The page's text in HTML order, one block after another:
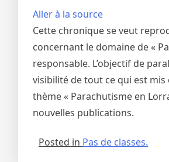
Aller à la source
Cette chronique se veut
concernant le domaine de «
responsable. L’objectif de
visibilité de tout ce qui est
thème « Parachutisme en
nouvelles publications.
Posted in Pas de classes.